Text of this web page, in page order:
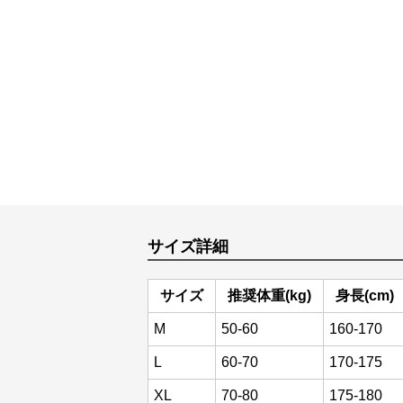
サイズ詳細
サイズ 推奨体重(kg) 身長(cm)
M 50-60 160-170
L 60-70 170-175
XL 70-80 175-180